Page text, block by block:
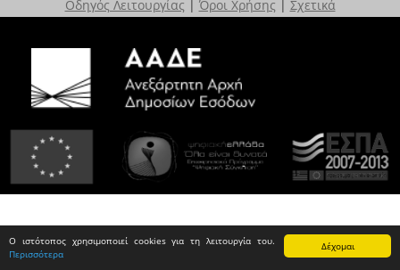
Δέχομαι
Ο ιστότοπος χρησιμοποιεί cookies για τη λειτουργία του.
Περισσότερα
Οδηγός Λειτουργίας | Όροι Χρήσης | Σχετικά